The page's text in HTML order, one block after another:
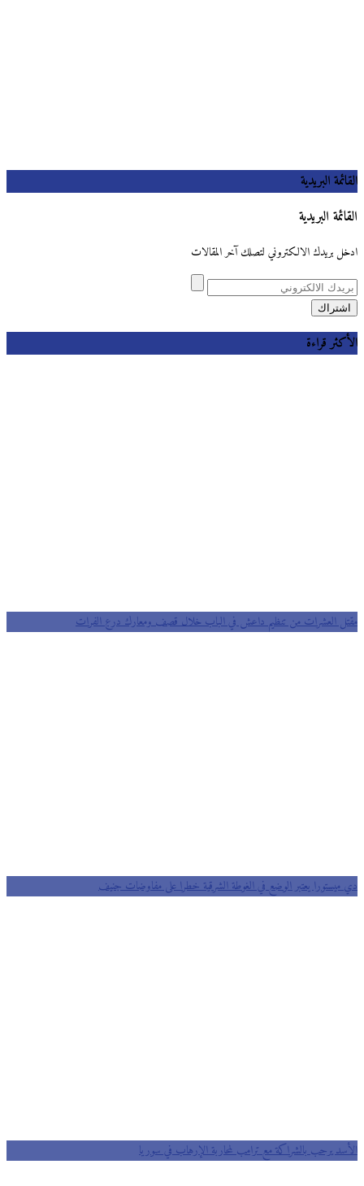
القائمة البريدية
القائمة البريدية
ادخل بريدك الالكتروني لتصلك آخر المقالات
الأكثر قراءة
مقتل العشرات من تنظيم داعش في الباب خلال قصف ومعارك درع الفرات
دي ميستورا يعتبر الوضع في الغوطة الشرقية خطرا على مفاوضات جنيف
الأسد يرحب بالشراكة مع ترامب لمحاربة الإرهاب في سوريا